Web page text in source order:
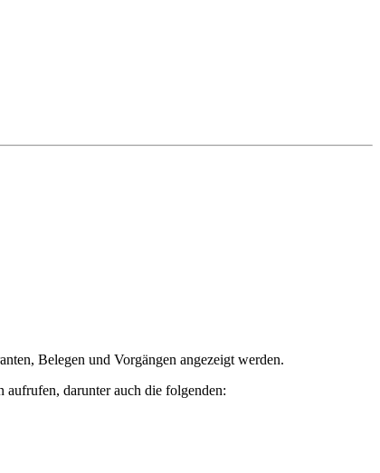
Belegen und Vorgängen angezeigt werden.
aufrufen, darunter auch die folgenden: